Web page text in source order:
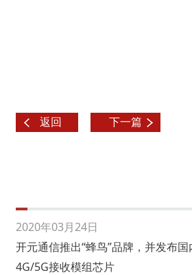
返回 下一篇
2020年03月24日
开元通信推出“蜂鸟”品牌，并发布
4G/5G接收模组芯片